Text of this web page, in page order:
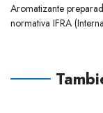
Aromatizante
normativa IFRA